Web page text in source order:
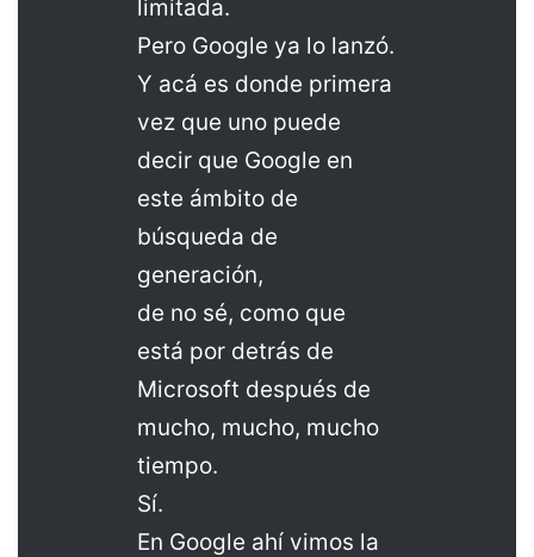
limitada.
Pero Google ya lo lanzó.
Y acá es donde primera
vez que uno puede
decir que Google en
este ámbito de
búsqueda de
generación,
de no sé, como que
está por detrás de
Microsoft después de
mucho, mucho, mucho
tiempo.
Sí.
En Google ahí vimos la